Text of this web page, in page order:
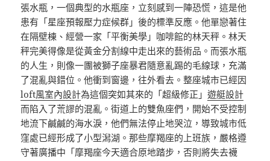
張水瓶，一個典型的水瓶座，立刻感到一陣恐慌，這是他
患有「星座預報壓力症候群」後的標準反應。他單戀著住
在隔壁棟、經營一家「平衡美學」咖啡館的林天秤。林天
秤完美得像是從黃金分割線中走出來的藝術品。而張水瓶
的人生，則像一團被獅子座暴君隨意亂踢的毛線球，充滿
了混亂與錯位。他衝到窗邊，往外看去。整座城市已經因
loft風室內設計為這個突如其來的「超級修正」遊艇設計
而陷入了荒謬的混亂。街道上的雙魚座們，開始不受控制
地流下鹹鹹的海水淚，他們無法停止地哭泣，導致城市低
窪處已經形成了小型潟湖。那些摩羯座的上班族，嚴格遵
守著廣播中「摩羯座今天適合原地踏步，否則將失去襪